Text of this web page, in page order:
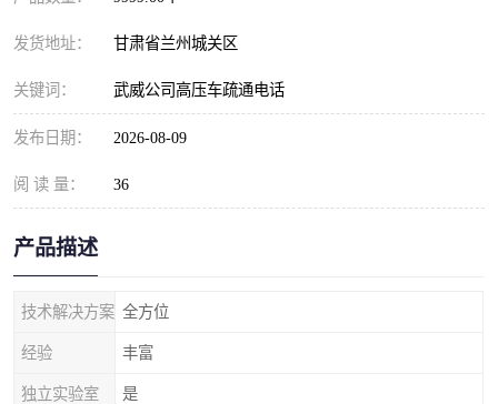
发货地址： 甘肃省兰州城关区
关键词： 武威公司高压车疏通电话
发布日期： 2026-08-09
阅 读 量： 36
产品描述
技术解决方案 全方位
经验 丰富
独立实验室 是